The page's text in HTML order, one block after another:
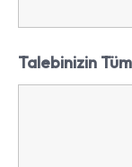
Talebinizin